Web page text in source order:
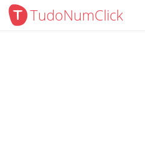
TudoNumClick